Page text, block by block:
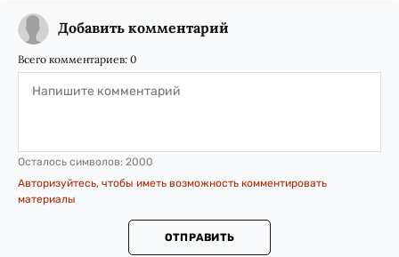
Добавить комментарий
Всего комментариев: 0
Осталось символов: 2000
Авторизуйтесь, чтобы иметь возможность комментировать
материалы
ОТПРАВИТЬ